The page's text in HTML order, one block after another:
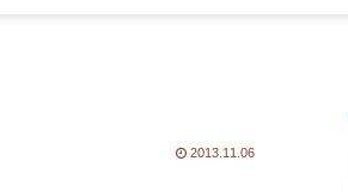
2013.11.06